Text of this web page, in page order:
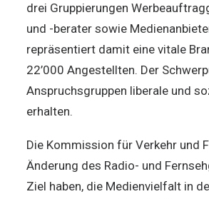
drei Gruppierungen
und -berater sowie
repräsentiert damit eine vitale
22’000 Angestellten. Der
Anspruchsgruppen liberale und
erhalten.
Die Kommission für Verkehr und
Änderung des Radio- und
Ziel haben, die Medienvielfalt in